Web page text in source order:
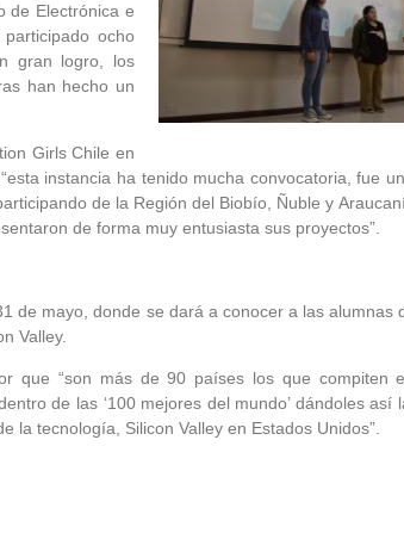
de Electrónica e
ocho
gran logro, los
han hecho un
Girls Chile en
instancia ha tenido mucha convocatoria, fue
de la Región del Biobío, Ñuble y
de forma muy entusiasta sus proyectos”.
de mayo, donde se dará a conocer a las alumnas
Valley.
que “son más de 90 países los que compiten
de las ‘100 mejores del mundo’ dándoles así
la tecnología, Silicon Valley en Estados Unidos”.